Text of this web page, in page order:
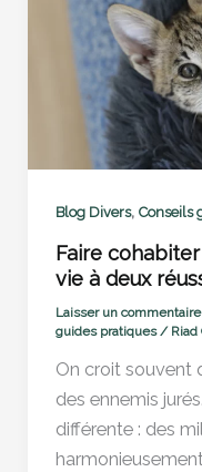
Blog Divers, Conseils
Faire
vie à deux
Laisser un commentaire
guides pratiques/ Riad
On croit souvent
des ennemis
différente : des